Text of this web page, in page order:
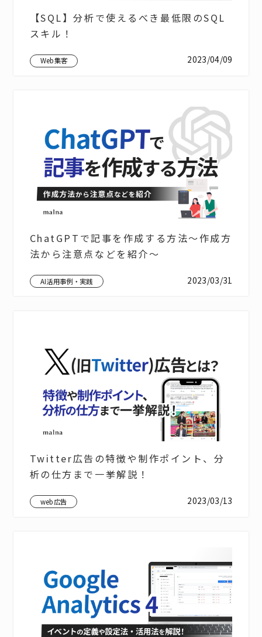
【SQL】分析で使えるべき最低限のSQL
スキル！
Web集客 2023/04/09
ChatGPTで記事を作成する方法～作成方
法から注意点などを紹介～
AI活用事例・実践 2023/03/31
Twitter広告の特徴や制作ポイント、分
析の仕方まで一挙解説！
web広告 2023/03/13